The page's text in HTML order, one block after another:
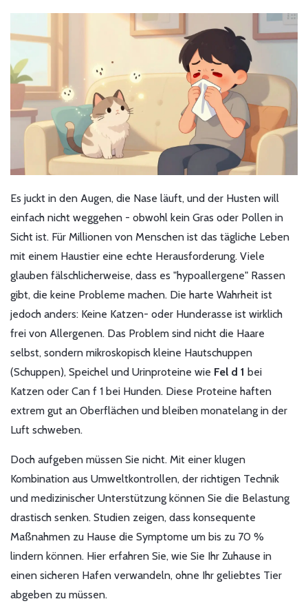
Es juckt in den Augen, die Nase läuft, und der Husten will
einfach nicht weggehen - obwohl kein Gras oder Pollen in
Sicht ist. Für Millionen von Menschen ist das tägliche Leben
mit einem Haustier eine echte Herausforderung. Viele
glauben fälschlicherweise, dass es "hypoallergene" Rassen
gibt, die keine Probleme machen. Die harte Wahrheit ist
jedoch anders: Keine Katzen- oder Hunderasse ist wirklich
frei von Allergenen. Das Problem sind nicht die Haare
selbst, sondern mikroskopisch kleine Hautschuppen
(Schuppen), Speichel und Urinproteine wie Fel d 1 bei
Katzen oder Can f 1 bei Hunden. Diese Proteine haften
extrem gut an Oberflächen und bleiben monatelang in der
Luft schweben.
Doch aufgeben müssen Sie nicht. Mit einer klugen
Kombination aus Umweltkontrollen, der richtigen Technik
und medizinischer Unterstützung können Sie die Belastung
drastisch senken. Studien zeigen, dass konsequente
Maßnahmen zu Hause die Symptome um bis zu 70 %
lindern können. Hier erfahren Sie, wie Sie Ihr Zuhause in
einen sicheren Hafen verwandeln, ohne Ihr geliebtes Tier
abgeben zu müssen.